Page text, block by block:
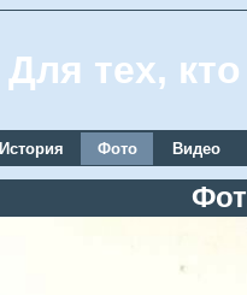
Для тех,
История Фото Видео